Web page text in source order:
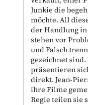
Junkie die
möchte. All
der Handlung
stehen vor
und Falsch
gezeichnet
präsentieren
direkt. Jean-
ihre Filme
Regie teilen sie